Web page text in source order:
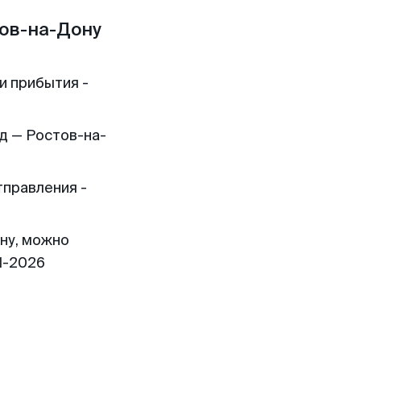
на-Дону
прибытия -
— Ростов-на-
-
можно
2026